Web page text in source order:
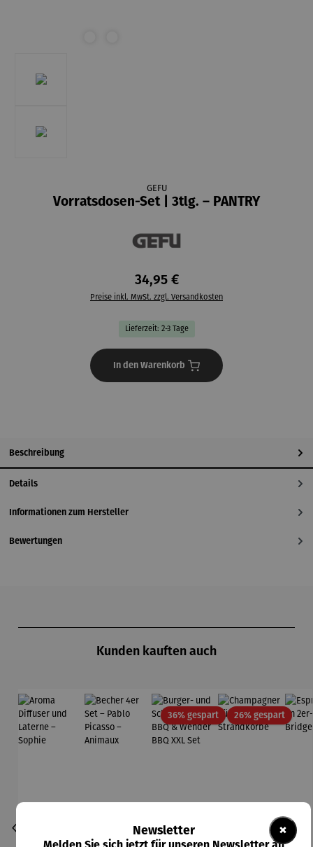
GEFU
Vorratsdosen-Set | 3tlg. – PANTRY
34,95 €
Preise inkl. MwSt. zzgl. Versandkosten
Lieferzeit: 2-3 Tage
In den Warenkorb
Beschreibung
Details
Informationen zum Hersteller
Bewertungen
Kunden kauften auch
36% gespartRabatt26% gespartRabatt
×
Newsletter
Melden Sie sich jetzt für unseren Newsletter an